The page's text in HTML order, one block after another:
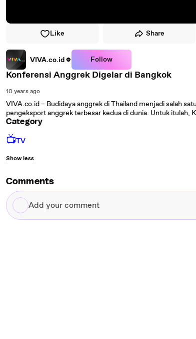
Like Share
VIVA.co.id Follow
Konferensi Anggrek Digelar di Bangkok
10 years ago
VIVA.co.id – Budidaya anggrek di Thailand menjadi salah
pengeksport anggrek terbesar kedua di dunia. Untuk itulah,
Category
📺TV
Show less
Comments
Add
your